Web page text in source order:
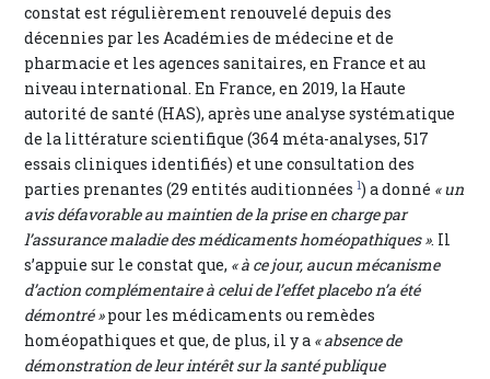
constat est régulièrement renouvelé depuis des
décennies par les Académies de médecine et de
pharmacie et les agences sanitaires, en France et au
niveau international. En France, en 2019, la Haute
autorité de santé (HAS), après une analyse systématique
de la littérature scientifique (364 méta-analyses, 517
essais cliniques identifiés) et une consultation des
parties prenantes (29 entités auditionnées 1) a donné « un
avis défavorable au maintien de la prise en charge par
l’assurance maladie des médicaments homéopathiques ». Il
s’appuie sur le constat que, « à ce jour, aucun mécanisme
d’action complémentaire à celui de l’effet placebo n’a été
démontré »pour les médicaments ou remèdes
homéopathiques et que, de plus, il y a « absence de
démonstration de leur intérêt sur la santé publique